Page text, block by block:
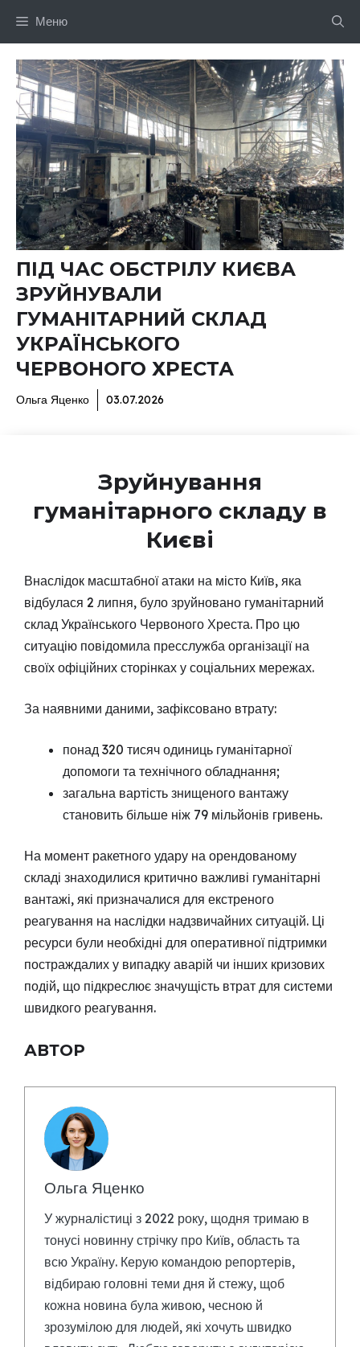
Меню
ПІД ЧАС ОБСТРІЛУ КИЄВА
ЗРУЙНУВАЛИ
ГУМАНІТАРНИЙ СКЛАД
УКРАЇНСЬКОГО
ЧЕРВОНОГО ХРЕСТА
Ольга Яценко 03.07.2026
Зруйнування
гуманітарного складу в
Києві
Внаслідок масштабної атаки на місто Київ, яка
відбулася 2 липня, було зруйновано гуманітарний
склад Українського Червоного Хреста. Про цю
ситуацію повідомила пресслужба організації на
своїх офіційних сторінках у соціальних мережах.
За наявними даними, зафіксовано втрату:
понад 320 тисяч одиниць гуманітарної
допомоги та технічного обладнання;
загальна вартість знищеного вантажу
становить більше ніж 79 мільйонів гривень.
На момент ракетного удару на орендованому
складі знаходилися критично важливі гуманітарні
вантажі, які призначалися для екстреного
реагування на наслідки надзвичайних ситуацій. Ці
ресурси були необхідні для оперативної підтримки
постраждалих у випадку аварій чи інших кризових
подій, що підкреслює значущість втрат для системи
швидкого реагування.
АВТОР
Ольга Яценко
У журналістиці з 2022 року, щодня тримаю в
тонусі новинну стрічку про Київ, область та
всю Україну. Керую командою репортерів,
відбираю головні теми дня й стежу, щоб
кожна новина була живою, чесною й
зрозумілою для людей, які хочуть швидко